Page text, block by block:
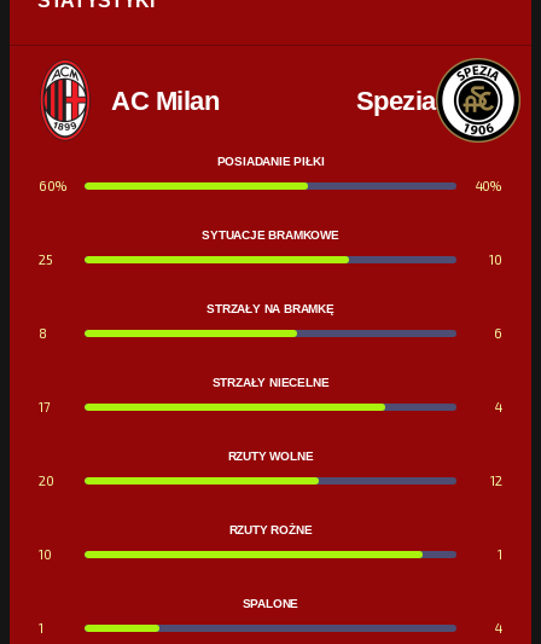
AC Milan Spezia
POSIADANIE PIŁKI
60% 40%
SYTUACJE BRAMKOWE
25 10
STRZAŁY NA BRAMKĘ
8 6
STRZAŁY NIECELNE
17 4
RZUTY WOLNE
20 12
RZUTY ROŻNE
10 1
SPALONE
1 4